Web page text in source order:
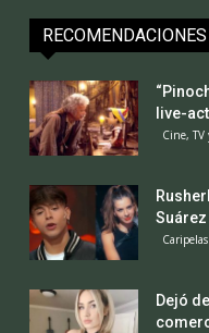
live-
Cine, TV
Suárez
Caripelas
Dejó